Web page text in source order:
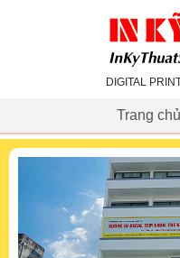
DIGITAL
Trang chủ